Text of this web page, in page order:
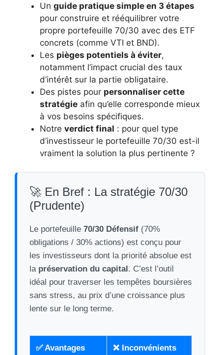
Un guide pratique simple en 3 étapes
pour construire et rééquilibrer votre
propre portefeuille 70/30 avec des ETF
concrets (comme VTI et BND).
Les pièges potentiels à éviter,
notamment l’impact crucial des taux
d’intérêt sur la partie obligataire.
Des pistes pour personnaliser cette
stratégie afin qu’elle corresponde mieux
à vos besoins spécifiques.
Notre verdict final : pour quel type
d’investisseur le portefeuille 70/30 est-il
vraiment la solution la plus pertinente ?
🚀 En Bref : La stratégie 70/30
(Prudente)
Le portefeuille 70/30 Défensif (70%
obligations / 30% actions) est conçu pour
les investisseurs dont la priorité absolue est
la préservation du capital. C’est l’outil
idéal pour traverser les tempêtes boursières
sans stress, au prix d’une croissance plus
lente sur le long terme.
✅ Avantages ❌ Inconvénients